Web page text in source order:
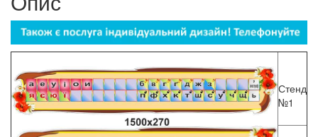
Стенд
№1